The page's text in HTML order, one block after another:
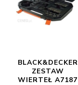
BLACK&DECKER
ZESTAW
WIERTEŁ A7187